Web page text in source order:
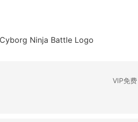
Cyborg Ninja Battle Logo
VIP免费